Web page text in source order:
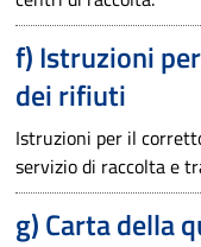
f) Istruzioni
dei rifiuti
Istruzioni per il
servizio di raccolta e
g) Carta della